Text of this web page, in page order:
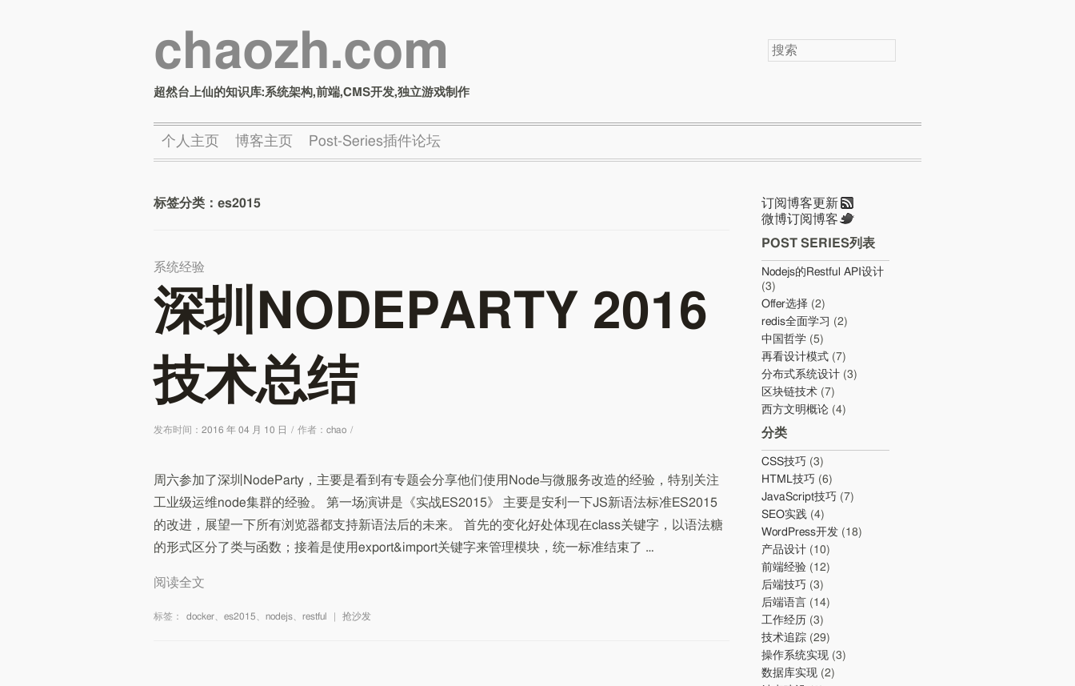
chaozh.com
超然台上仙的知识库:系统架构,前端,CMS开发,独立游戏制作
个人主页 博客主页 Post-Series插件论坛
标签分类： es2015
系统经验
深圳NODEPARTY 2016
技术总结
发布时间： 2016 年 04 月 10 日 / 作者： chao /
周六参加了深圳NodeParty，主要是看到有专题会分享他们使用Node与微服务改造的经验，特别关注
工业级运维node集群的经验。 第一场演讲是《实战ES2015》 主要是安利一下JS新语法标准ES2015
的改进，展望一下所有浏览器都支持新语法后的未来。 首先的变化好处体现在class关键字，以语法糖
的形式区分了类与函数；接着是使用export&import关键字来管理模块，统一标准结束了 …
阅读全文
标签： docker es2015 nodejs restful 抢沙发
订阅博客更新
微博订阅博客
POST SERIES列表
Nodejs的Restful API设计
(3)
Offer选择 (2)
redis全面学习 (2)
中国哲学 (5)
再看设计模式 (7)
分布式系统设计 (3)
区块链技术 (7)
西方文明概论 (4)
分类
CSS技巧 (3)
HTML技巧 (6)
JavaScript技巧 (7)
SEO实践 (4)
WordPress开发 (18)
产品设计 (10)
前端经验 (12)
后端技巧 (3)
后端语言 (14)
工作经历 (3)
技术追踪 (29)
操作系统实现 (3)
数据库实现 (2)